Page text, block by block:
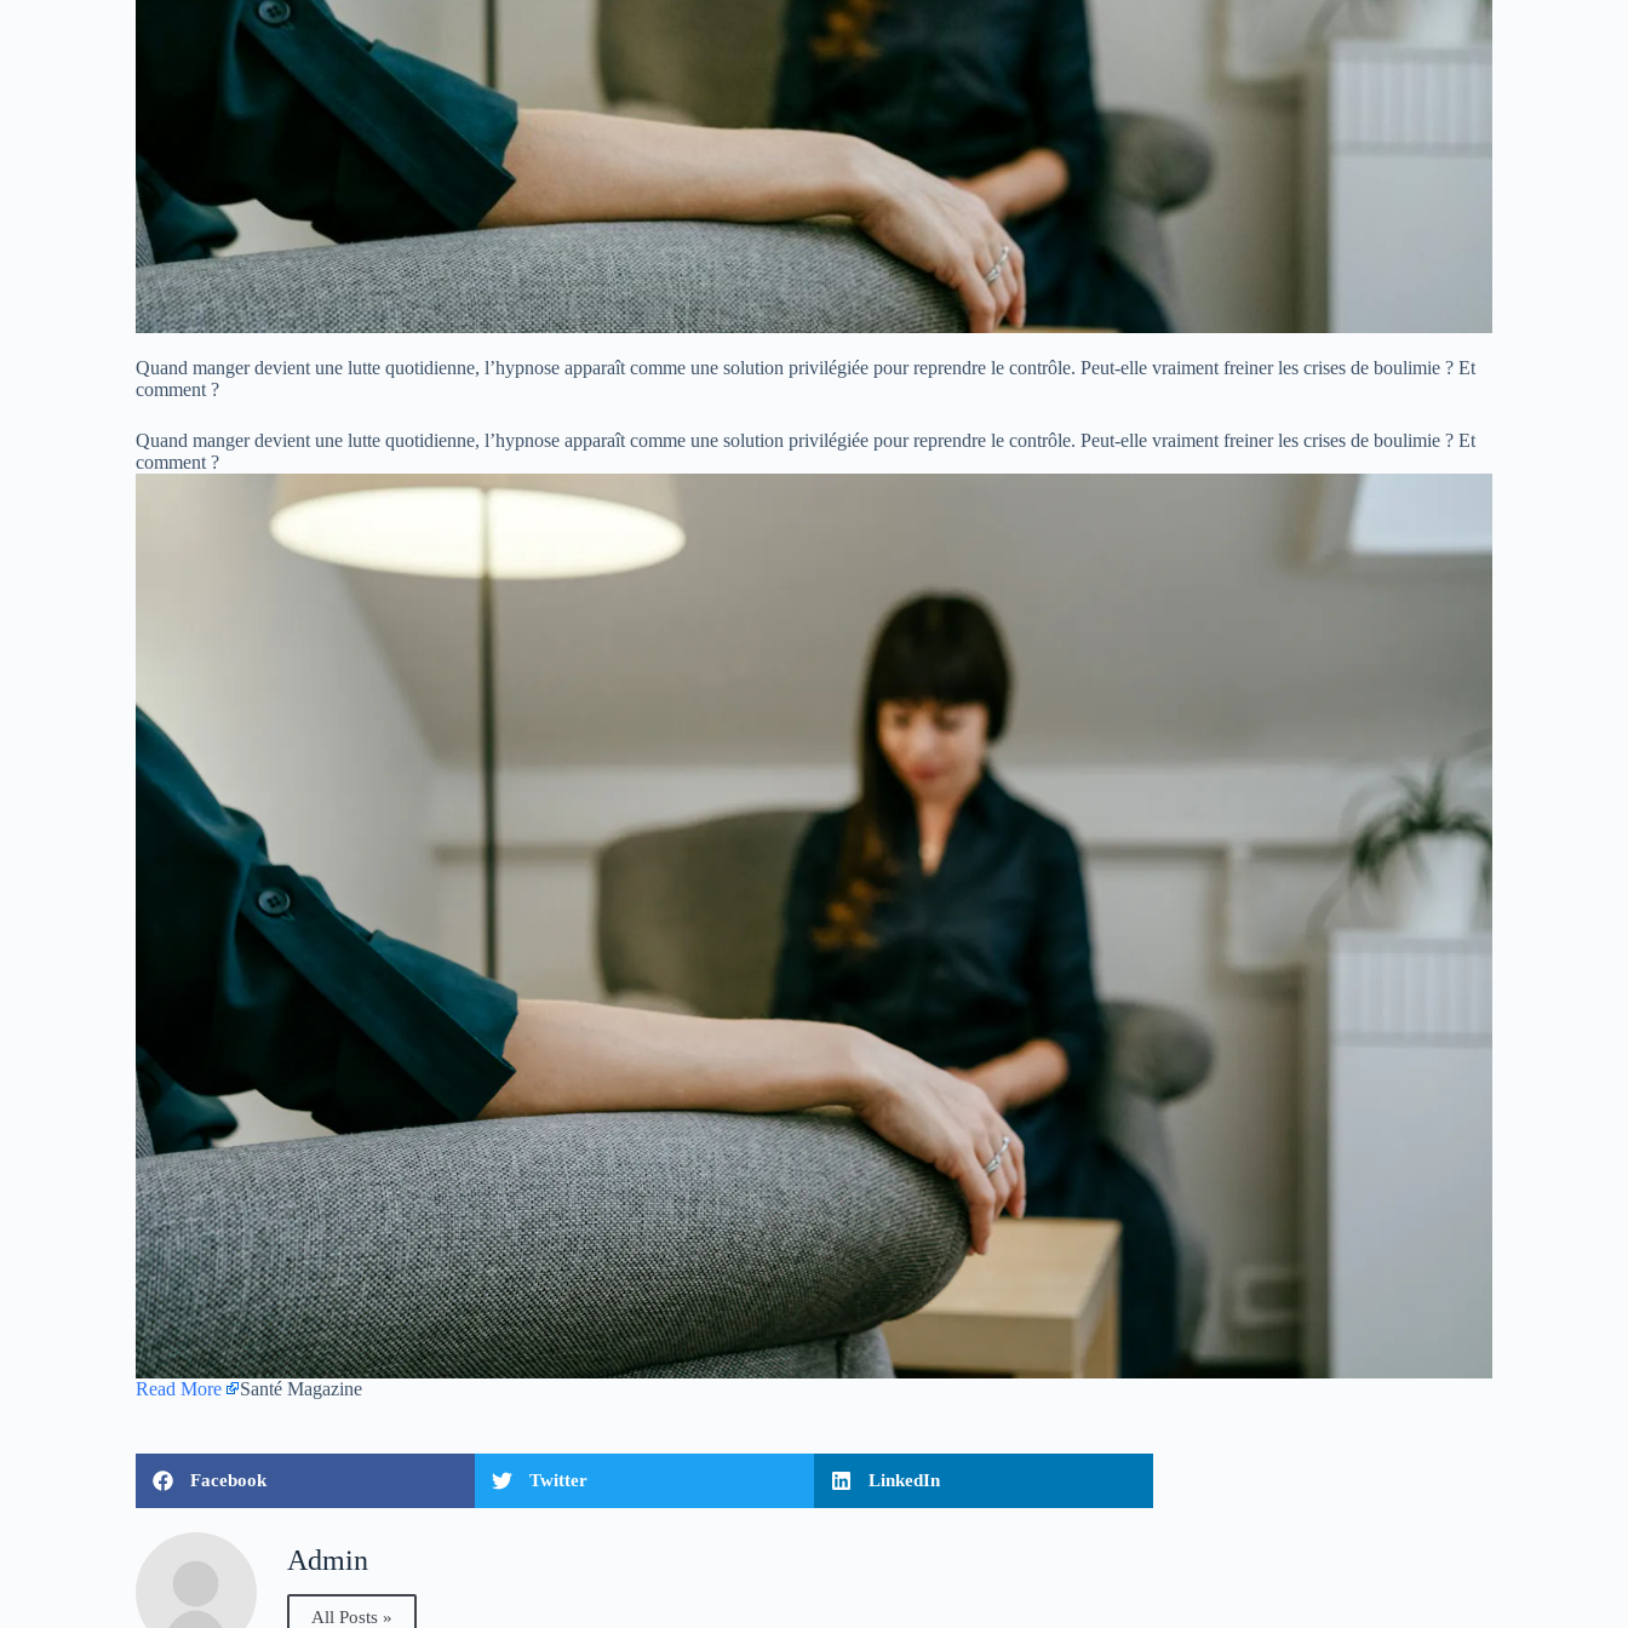
Quand manger devient une lutte quotidienne, l’hypnose apparaît comme une solution privilégiée pour reprendre le contrôle. Peut-elle vraiment freiner les crises de boulimie ? Et
comment ?
Quand manger devient une lutte quotidienne, l’hypnose apparaît comme une solution privilégiée pour reprendre le contrôle. Peut-elle vraiment freiner les crises de boulimie ? Et
comment ?
Read More Santé Magazine
Facebook Twitter LinkedIn
Admin
All Posts »